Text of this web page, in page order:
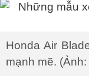
Honda Air
mạnh mẽ.